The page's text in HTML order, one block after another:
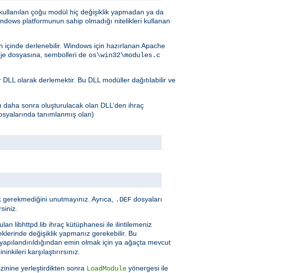
çoğu modül hiç değişiklik yapmadan ya da
platformunun sahip olmadığı nitelikleri kullanan
içinde derlenebilir. Windows için hazırlanan Apache
dosyasına, sembolleri de os\win32\modules.c
olarak derlemektir. Bu DLL modüller dağıtılabilir ve
sonra oluşturulacak olan DLL’den ihraç
tanımlanmış olan)
unutmayınız. Ayrıca, .DEF dosyaları
libhttpd.lib ihraç kütüphanesi ile ilintilemeniz
değişiklik yapmanız gerekebilir. Bu
emin olmak için ya ağaçta mevcut
karşılaştırırsınız.
yerleştirdikten sonra LoadModule yönergesi ile